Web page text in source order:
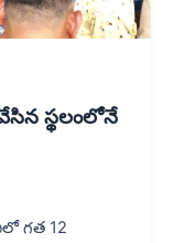
స్థలంలోనే
గత 12